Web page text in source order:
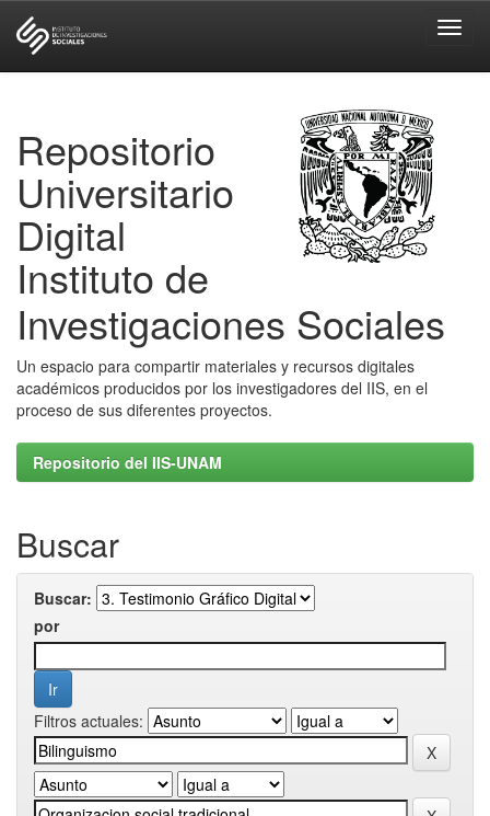
Repositorio
Universitario
Digital
Instituto de
Investigaciones Sociales
Un espacio para compartir materiales y recursos digitales
académicos producidos por los investigadores del IIS, en el
proceso de sus diferentes proyectos.
Repositorio del IIS-UNAM
Buscar
Buscar:
por
Filtros actuales: